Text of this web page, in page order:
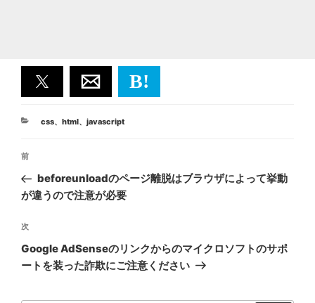
B!
カ
css、 html、 javascript
投
ナ
ゲ
ー
シ
前
の
投
前
beforeunloadのページ離脱はブラウザによって挙動
が違うので注意が必要
次
の
次
Google AdSenseのリンクからのマイクロソフトのサポ
ートを装った詐欺にご注意ください